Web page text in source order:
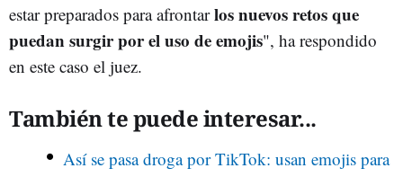
estar preparados para afrontarlos nuevos retos que
puedan surgir por el uso de emojis", ha respondido
en este caso el juez.
También te puede interesar...
Así se pasa droga por TikTok: usan emojis para